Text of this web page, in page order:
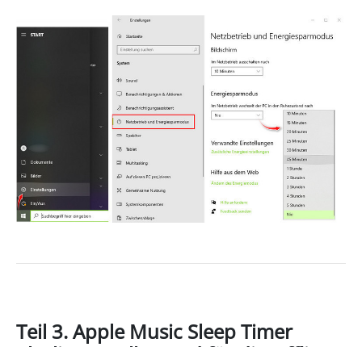
Teil 3. Apple Music Sleep Timer